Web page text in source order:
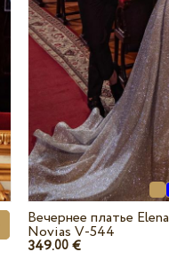
Вечернее платье Elena
Novias V-544
349.00€